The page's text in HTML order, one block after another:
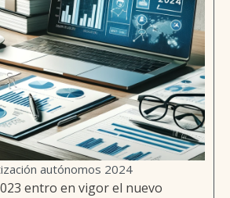
autónomos 2024
entro en vigor el nuevo